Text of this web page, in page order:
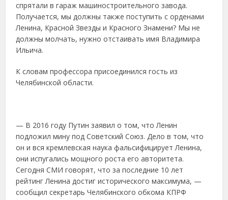
спрятали в гараж машиностроительного завода.
Получается, мы должны также поступить с орденами
Ленина, Красной Звезды и Красного Знамени? Мы не
должны молчать, нужно отстаивать имя Владимира
Ильича.
К словам профессора присоединился гость из
Челябинской области.
— В 2016 году Путин заявил о том, что Ленин
подложил мину под Советский Союз. Дело в том, что
он и вся кремлевская наука фальсифицирует Ленина,
они испугались мощного роста его авторитета.
Сегодня СМИ говорят, что за последние 10 лет
рейтинг Ленина достиг исторического максимума, —
сообщил секретарь Челябинского обкома КПРФ